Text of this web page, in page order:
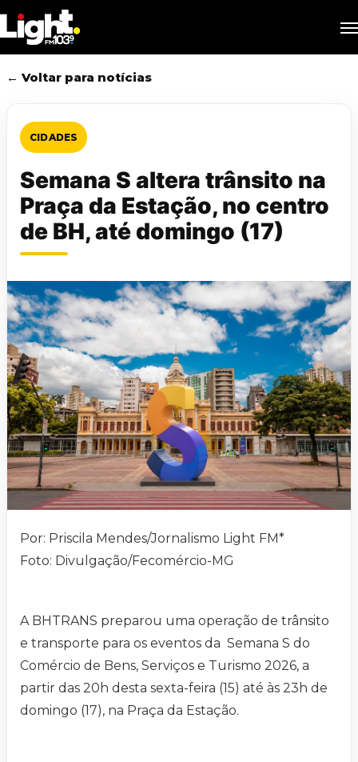
to
main
content
← Voltar para notícias
CIDADES
Semana S altera trânsito na
Praça da Estação, no centro
de BH, até domingo (17)
Por: Priscila Mendes/Jornalismo Light FM*
Foto: Divulgação/Fecomércio-MG
A BHTRANS preparou uma operação de trânsito
e transporte para os eventos da Semana S do
Comércio de Bens, Serviços e Turismo 2026, a
partir das 20h desta sexta-feira (15) até às 23h de
domingo (17), na Praça da Estação.